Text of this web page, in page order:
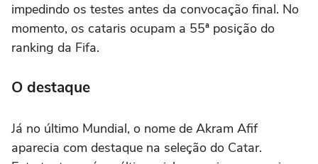
impedindo os testes antes da convocação final. No
momento, os cataris ocupam a 55ª posição do
ranking da Fifa.
O destaque
Já no último Mundial, o nome de Akram Afif
aparecia com destaque na seleção do Catar.